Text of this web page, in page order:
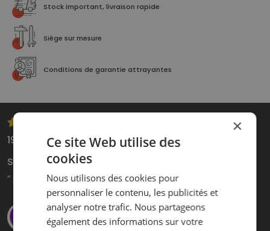
Stock important, livraison rapide
Siège sur mesure
Conditions de garantie attrayantes
19 mars 2026
Siège
“ Bonne qualité Livraison rapide. ”
Djimi van der Heide
×
Ce site Web utilise des
cookies
Nous utilisons des cookies pour
personnaliser le contenu, les publicités et
analyser notre trafic. Nous partageons
également des informations sur votre